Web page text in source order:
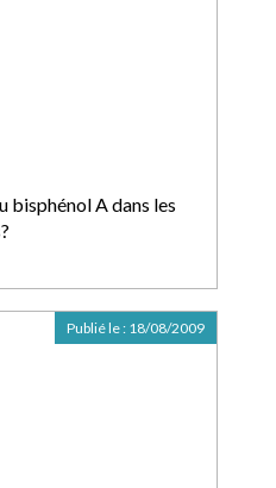
A dans les
Publié le : 18/08/2009